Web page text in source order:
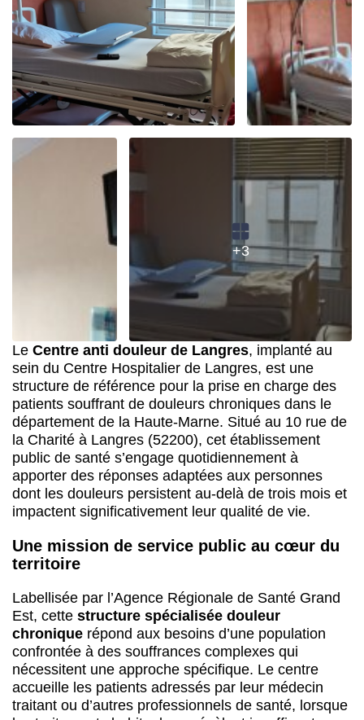
+3
Le Centre anti douleur de Langres, implanté au
sein du Centre Hospitalier de Langres, est une
structure de référence pour la prise en charge des
patients souffrant de douleurs chroniques dans le
département de la Haute-Marne. Situé au 10 rue de
la Charité à Langres (52200), cet établissement
public de santé s’engage quotidiennement à
apporter des réponses adaptées aux personnes
dont les douleurs persistent au-delà de trois mois et
impactent significativement leur qualité de vie.
Une mission de service public au cœur du
territoire
Labellisée par l’Agence Régionale de Santé Grand
Est, cette structure spécialisée douleur
chronique répond aux besoins d’une population
confrontée à des souffrances complexes qui
nécessitent une approche spécifique. Le centre
accueille les patients adressés par leur médecin
traitant ou d’autres professionnels de santé, lorsque